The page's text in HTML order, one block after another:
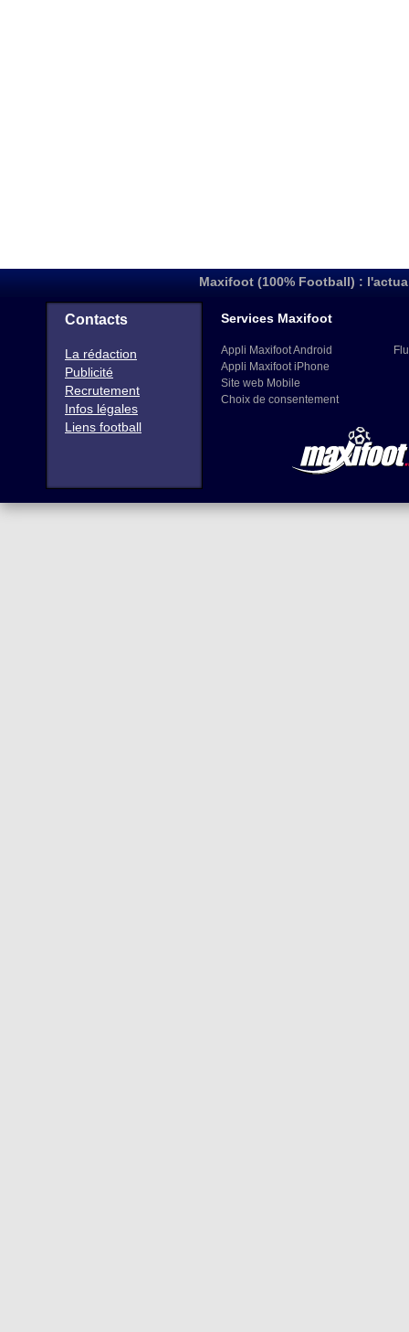
Maxifoot (100% Football) :
Contacts
La rédaction
Publicité
Recrutement
Infos légales
Liens football
Services Maxifoot
Appli Maxifoot Android
Appli Maxifoot iPhone
Site web Mobile
Choix de consentement